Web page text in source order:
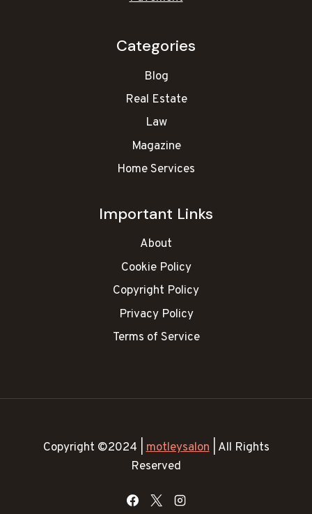
Categories
Blog
Real Estate
Law
Magazine
Home Services
Important Links
About
Cookie Policy
Copyright Policy
Privacy Policy
Terms of Service
Copyright ©2024 |motleysalon| All Rights
Reserved